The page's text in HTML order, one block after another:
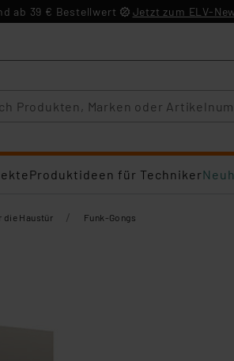
ab 39 € Bestellwert Jetzt zum ELV-
Produktideen für Techniker
die Haustür / Funk-Gongs